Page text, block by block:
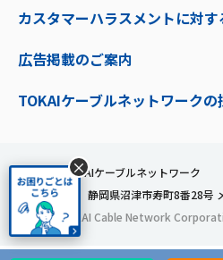
カスタマーハラスメントに対
広告掲載のご案内
TOKAIケーブルネットワークの
株式会社TOKAIケーブルネットワーク
〒410-0053 静岡県沼津市寿町8番28号
© 2024 TOKAI Cable Network
×